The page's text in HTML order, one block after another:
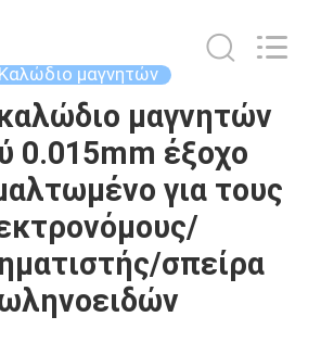
Καλώδιο μαγνητών
μαγνητών
0.015mm έξοχο
για τους
σπείρα